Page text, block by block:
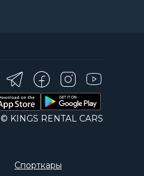
Спорткары
KINGS RENTAL CARS